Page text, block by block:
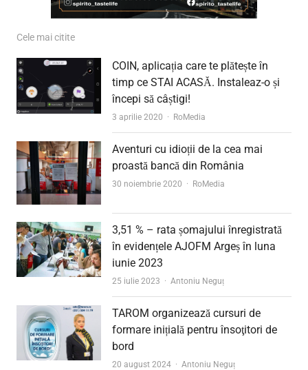
Cele mai citite
COIN, aplicația care te plătește în
timp ce STAI ACASĂ. Instaleaz-o și
începi să câștigi!
3 aprilie 2020 Author
RoMedia
Aventuri cu idioții de la cea mai
proastă bancă din România
30 noiembrie 2020 Author
RoMedia
3,51 % – rata șomajului înregistrată
în evidențele AJOFM Argeș în luna
iunie 2023
25 iulie 2023 Author
Antoniu Neguț
TAROM organizează cursuri de
formare inițială pentru însoţitori de
bord
20 august 2024 Author
Antoniu Neguț